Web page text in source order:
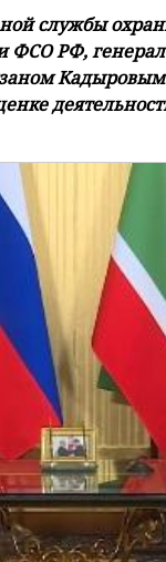
службы
ФСО РФ,
Кадыровым